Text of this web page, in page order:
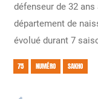
défenseur de 32
département de
évolué durant 7
75 NUMÉRO SAKHO